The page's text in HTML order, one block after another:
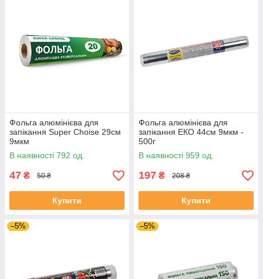
Фольга алюмінієва для
запікання Super Choise 29см
9мкм
В наявності 792 од.
47 ₴ 50 ₴
Купити
Фольга алюмінієва для
запікання ЕКО 44см 9мкм -
500г
В наявності 959 од.
197 ₴ 208 ₴
Купити
–5% –5%